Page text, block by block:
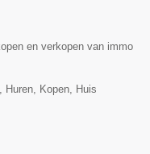
en verkopen van immo
Huren, Kopen, Huis